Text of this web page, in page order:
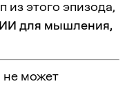
из этого эпизода,
ИИ для мышления,
не может